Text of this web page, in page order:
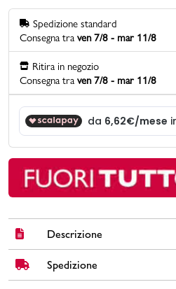
Promo & News
negozi
contatti
pcard
Gift card
Spedizione standard
Consegna tra ven 7/8 - mar 11/8
Ritira in negozio
Consegna tra ven 7/8 - mar 11/8
Descrizione
Zaino Carrera Jeans Davie in
in similpelle, spallacci regolabili,
Spedizione